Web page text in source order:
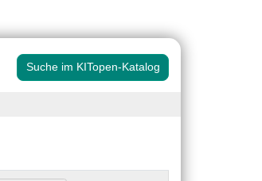
Suche im KITopen-Katalog